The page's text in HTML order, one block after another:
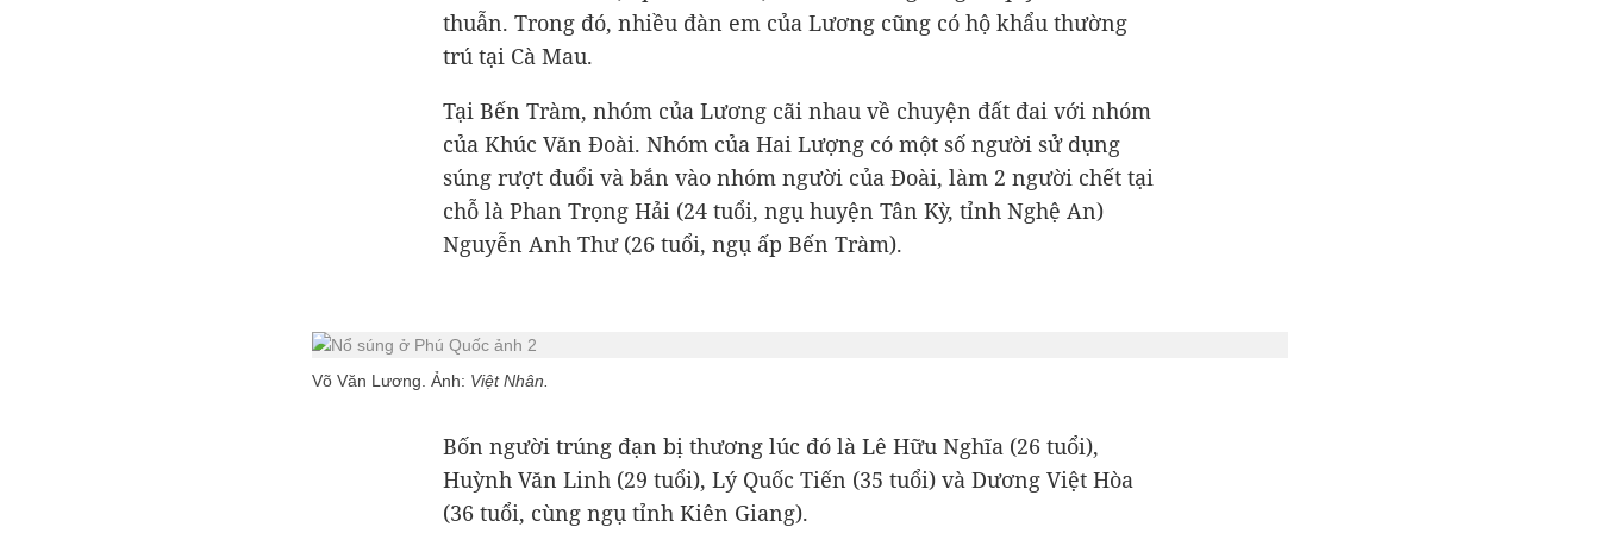
thuẫn. Trong đó, nhiều đàn em của Lương cũng có hộ khẩu thường
trú tại Cà Mau.
Tại Bến Tràm, nhóm của Lương cãi nhau về chuyện đất đai với nhóm
của Khúc Văn Đoài. Nhóm của Hai Lượng có một số người sử dụng
súng rượt đuổi và bắn vào nhóm người của Đoài, làm 2 người chết tại
chỗ là Phan Trọng Hải (24 tuổi, ngụ huyện Tân Kỳ, tỉnh Nghệ An)
Nguyễn Anh Thư (26 tuổi, ngụ ấp Bến Tràm).
Võ Văn Lương. Ảnh: Việt Nhân.
Bốn người trúng đạn bị thương lúc đó là Lê Hữu Nghĩa (26 tuổi),
Huỳnh Văn Linh (29 tuổi), Lý Quốc Tiến (35 tuổi) và Dương Việt Hòa
(36 tuổi, cùng ngụ tỉnh Kiên Giang).